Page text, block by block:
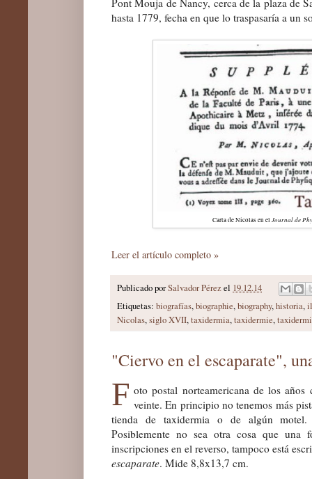
Pont Mouja de Nancy, cerca de la plaza de
hasta 1779, fecha en que lo traspasaría a un
Carta de Nicolas en elJournal de
Leer el artículo completo »
Publicado porSalvador Pérezel 19.12.14
Etiquetas: biografías,biographie,biography,historia,
Nicolas,siglo XVII,taxidermia,taxidermie,
"Ciervo en el escaparate",
F oto postal norteamericana de los
veinte. En principio no tenemos más
tienda de taxidermia o de algún motel.
Posiblemente no sea otra cosa que
inscripciones en el reverso, tampoco está
escaparate. Mide 8,8x13,7 cm.